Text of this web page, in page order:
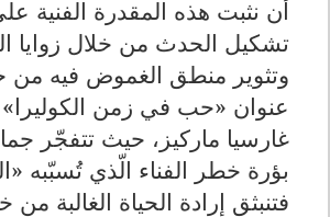
أن نثبت هذه المقدرة الفنية
تشكيل الحدث من خلال زوايا
وتثوير منطق الغموض فيه من
عنوان «حب في زمن الكوليرا»
غارسيا ماركيز، حيث تتفجّر
بؤرة خطر الفناء الّذي تُسبّبه
فتنبثق إرادة الحياة الغالبة